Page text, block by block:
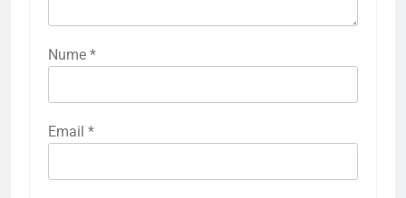
Nume *
Email *